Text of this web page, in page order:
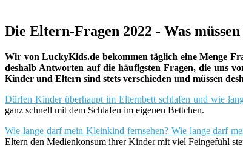
Die Eltern-Fragen 2022 - Was
Wir von LuckyKids.de bekommen täglich eine Menge
deshalb Antworten auf die häufigsten Fragen, die uns
Kinder und Eltern sind stets verschieden und müssen
Dürfen Kinder überhaupt im Elternbett schlafen und wie
ganz schnell mit dem Schlafen im eigenen Bettchen.
Wie lange darf mein Kleinkind fernsehen? Wie lange darf
Eltern den Medienkonsum ihrer Kinder mit viel Feingefühl